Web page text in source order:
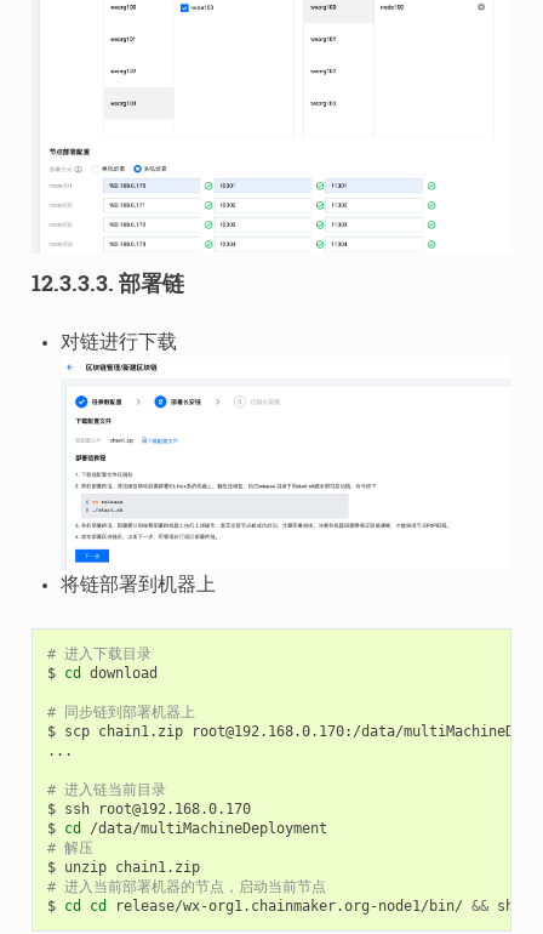
12.3.3.3. 部署链
对链进行下载
将链部署到机器上
# 进入下载目录
$ cd download
# 同步链到部署机器上
$ scp chain1.zip
root@192.168.0.170:/data/
...
# 进入链当前目录
$ ssh
root@192.168.0.170
$ cd
# 解压
$ unzip
chain1.zip
# 进入当前部署机器的节点，启动当前节点
$ cd cd release/wx-org1.chainmaker.org-node1/bin/ && sh